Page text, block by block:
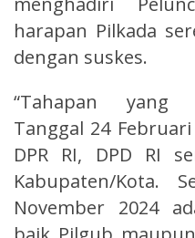
harapan Pilkada
dengan suskes.
“Tahapan yang
Tanggal 24
DPR RI, DPD RI
Kabupaten/Kota.
November 2024